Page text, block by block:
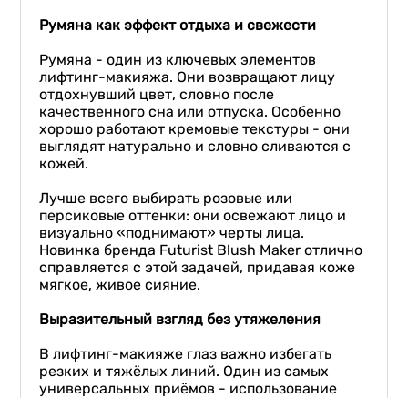
Румяна как эффект отдыха и свежести
Румяна - один из ключевых элементов
лифтинг-макияжа. Они возвращают лицу
отдохнувший цвет, словно после
качественного сна или отпуска. Особенно
хорошо работают кремовые текстуры - они
выглядят натурально и словно сливаются с
кожей.
Лучше всего выбирать розовые или
персиковые оттенки: они освежают лицо и
визуально «поднимают» черты лица.
Новинка бренда Futurist Blush Maker отлично
справляется с этой задачей, придавая коже
мягкое, живое сияние.
Выразительный взгляд без утяжеления
В лифтинг-макияже глаз важно избегать
резких и тяжёлых линий. Один из самых
универсальных приёмов - использование